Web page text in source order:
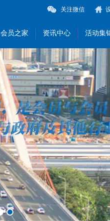
关注微信
会员之家 资讯中心 活动集